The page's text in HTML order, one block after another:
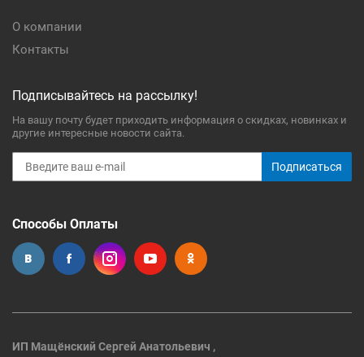
О компании
Контакты
Подписывайтесь на рассылку!
На вашу почту будет приходить информация о скидках, новинках и
другие интересные новости сайта.
Подписаться
Способы Оплаты
ИП Мащёнский Сергей Анатольевич ,